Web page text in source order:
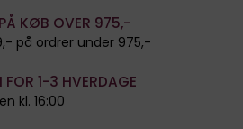
KØB OVER 975,-
på ordrer under 975,-
FOR 1-3 HVERDAGE
kl. 16:00